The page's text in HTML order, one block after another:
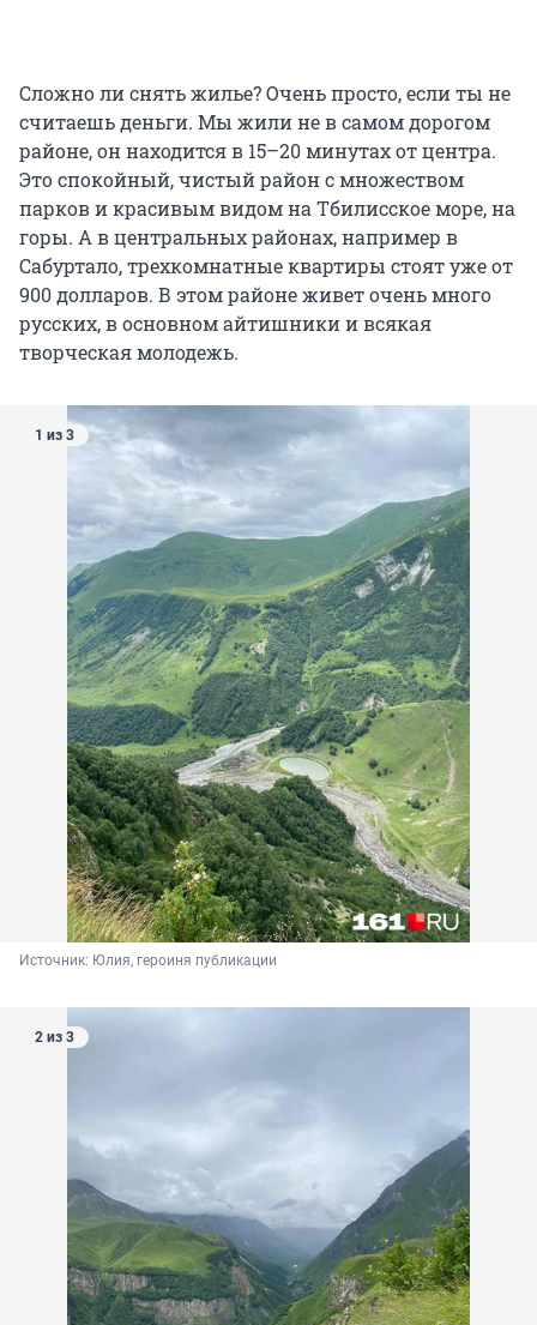
Сложно ли снять жилье? Очень просто, если ты не
считаешь деньги. Мы жили не в самом дорогом
районе, он находится в 15–20 минутах от центра.
Это спокойный, чистый район с множеством
парков и красивым видом на Тбилисское море, на
горы. А в центральных районах, например в
Сабуртало, трехкомнатные квартиры стоят уже от
900 долларов. В этом районе живет очень много
русских, в основном айтишники и всякая
творческая молодежь.
1 из 3
Источник: Юлия, героиня публикации
2 из 3